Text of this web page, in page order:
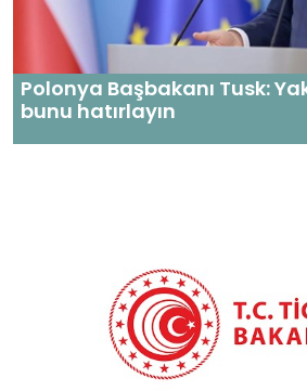
Polonya Başbakanı Tusk:
bunu hatırlayın